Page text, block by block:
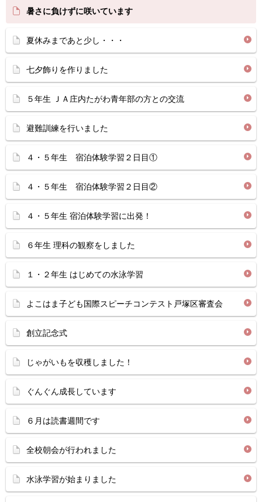
暑さに負けずに咲いています
夏休みまであと少し・・・
七夕飾りを作りました
５年生 ＪＡ庄内たがわ青年部の方との交流
避難訓練を行いました
４・５年生 宿泊体験学習２日目①
４・５年生 宿泊体験学習２日目②
４・５年生 宿泊体験学習に出発！
６年生 理科の観察をしました
１・２年生 はじめての水泳学習
よこはま子ども国際スピーチコンテスト戸塚区審査会
創立記念式
じゃがいもを収穫しました！
ぐんぐん成長しています
６月は読書週間です
全校朝会が行われました
水泳学習が始まりました